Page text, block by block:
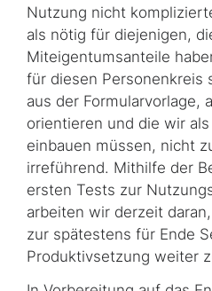
Nutzung nicht
als nötig für diejenigen,
Miteigentumsanteile
für diesen Personenkreis
aus der Formularvorlage,
orientieren und die wir
einbauen müssen, nicht
irreführend. Mithilfe der
ersten Tests zur
arbeiten wir derzeit
zur spätestens für Ende
Produktivsetzung weiter